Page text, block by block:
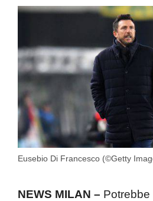
Eusebio Di Francesco (©Getty
NEWS MILAN – Potrebbe